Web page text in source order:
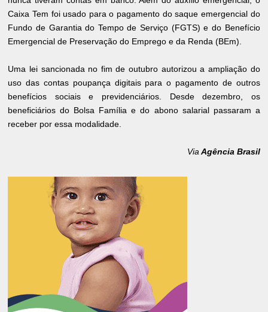
Caixa Tem foi usado para o pagamento do saque emergencial do
Fundo de Garantia do Tempo de Serviço (FGTS) e do Benefício
Emergencial de Preservação do Emprego e da Renda (BEm).
Uma lei sancionada no fim de outubro autorizou a ampliação do
uso das contas poupança digitais para o pagamento de outros
benefícios sociais e previdenciários. Desde dezembro, os
beneficiários do Bolsa Família e do abono salarial passaram a
receber por essa modalidade.
Via Agência Brasil